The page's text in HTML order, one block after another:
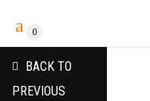
0
BACK TO
PREVIOUS